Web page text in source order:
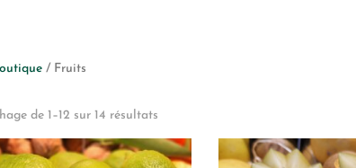
/ Fruits
de 1–12 sur 14 résultats